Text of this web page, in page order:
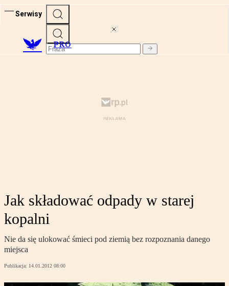
Serwisy
PRO
Jak składować odpady w starej
kopalni
Nie da się ulokować śmieci pod ziemią bez rozpoznania danego
miejsca
Publikacja: 14.01.2012 08:00